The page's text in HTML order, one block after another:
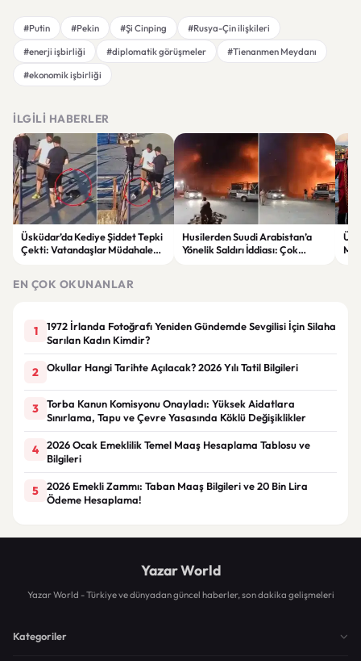
#Putin #Pekin #Şi Cinping
#Rusya-Çin ilişkileri
#enerji işbirliği
#diplomatik görüşmeler
#Tienanmen Meydanı
#ekonomik işbirliği
İLGILI HABERLER
Üsküdar’da Kediye Şiddet Tepki
Çekti: Vatandaşlar Müdahale
Husilerden Suudi Arabistan’a
Yönelik Saldırı İddiası: Çok
EN ÇOK OKUNANLAR
1
1972 İrlanda Fotoğrafı Yeniden Gündemde Sevgilisi İçin Silaha
Sarılan Kadın Kimdir?
2 Okullar Hangi Tarihte Açılacak? 2026 Yılı Tatil Bilgileri
3
Torba Kanun Komisyonu Onayladı: Yüksek Aidatlara
Sınırlama, Tapu ve Çevre Yasasında Köklü Değişiklikler
4
2026 Ocak Emeklilik Temel Maaş Hesaplama Tablosu ve
Bilgileri
5
2026 Emekli Zammı: Taban Maaş Bilgileri ve 20 Bin Lira
Ödeme Hesaplama!
Yazar World
Yazar World - Türkiye ve dünyadan güncel haberler, son dakika gelişmeleri
Kategoriler